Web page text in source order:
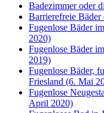
Badezimmer oder
Barrierefreie
Fugenlose Bäder
2020)
Fugenlose Bäder
2019)
Fugenlose Bäder,
Friesland (6. Mai
Fugenlose
April 2020)